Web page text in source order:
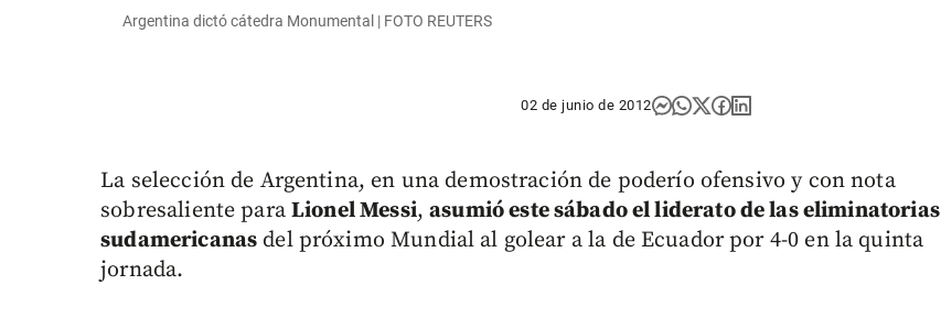
Argentina dictó cátedra Monumental | FOTO REUTERS
02 de junio de 2012
La selección de Argentina, en una demostración de poderío ofensivo y con nota
sobresaliente paraLionel Messi,asumió este sábado el liderato de las eliminatorias
sudamericanas del próximo Mundial al golear a la de Ecuador por 4-0 en la quinta
jornada.